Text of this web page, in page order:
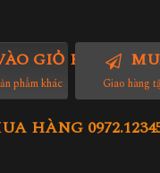
GIỎ HÀNG
phẩm khác Giao hàng
HÀNG